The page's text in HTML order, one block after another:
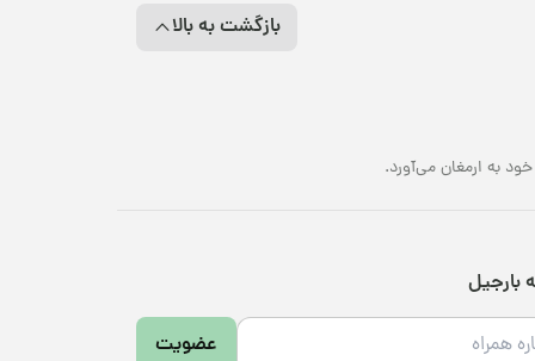
در بارجیل می‌توان به این موارد اشاره کرد:
بازگشت به بالا
به ارمغان می‌آورد.
بارجیل
عضویت